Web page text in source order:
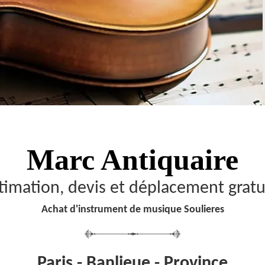
Marc Antiquaire
devis et déplacement
Achat d'instrument de musique Soulieres